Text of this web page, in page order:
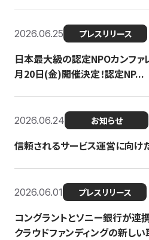
2026.06.25 プレスリリース
日本最大級の認定NPOカンファ
月20日(金)開催決定！認定NP...
2026.06.24 お知らせ
信頼されるサービス運営に向け
2026.06.01 プレスリリース
コングラントとソニー銀行が連
クラウドファンディングの新し